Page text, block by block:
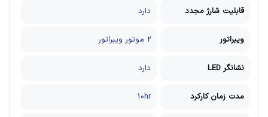
قابلیت شارژ مجدد دارد
ویبراتور 2 موتور ویبراتور
نشانگر LED دارد
مدت زمان کارکرد 10hr